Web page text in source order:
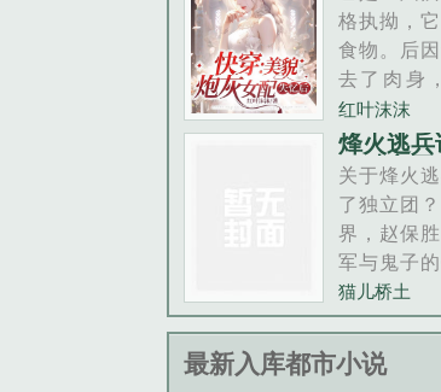
格执拗，
食物。后
去了肉身
态。没有
可以穿梭
以那些痴
料了。不
记忆真美
个味道都
犱发现：
后，人的
了不同程
的是，...
红叶沫沫
烽火逃
了独立团
关于烽火
了独立团
界，赵保
军与鬼子
怎么活下
动静，我看
的独立团
龙的那个
猫儿桥土
最新入库都市小说